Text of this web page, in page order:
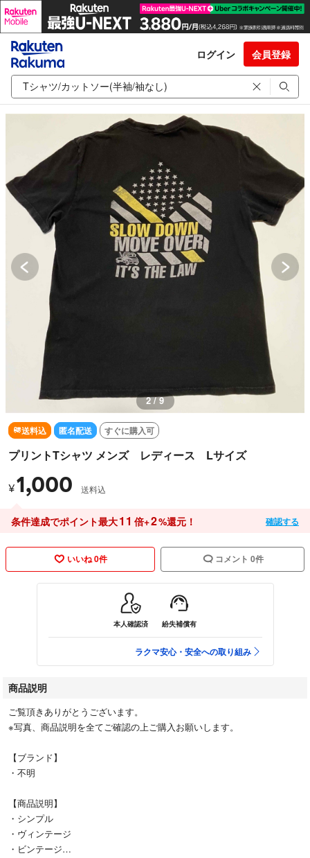
ログイン 会員登録
3 / 9
送料込 匿名配送 すぐに購入可
プリントTシャツ メンズ レディース Lサイズ
¥1,000 送料込
条件達成でポイント最大11 倍+2%還元！ 確認する
いいね 0件 コメント 0件
本人確認済 紛失補償有
ラクマ安心・安全への取り組み
商品説明
ご覧頂きありがとうございます。
※写真、商品説明を全てご確認の上ご購入お願いします。
【ブランド】
・不明
【商品説明】
・シンプル
・ヴィンテージ
・ビンテージ